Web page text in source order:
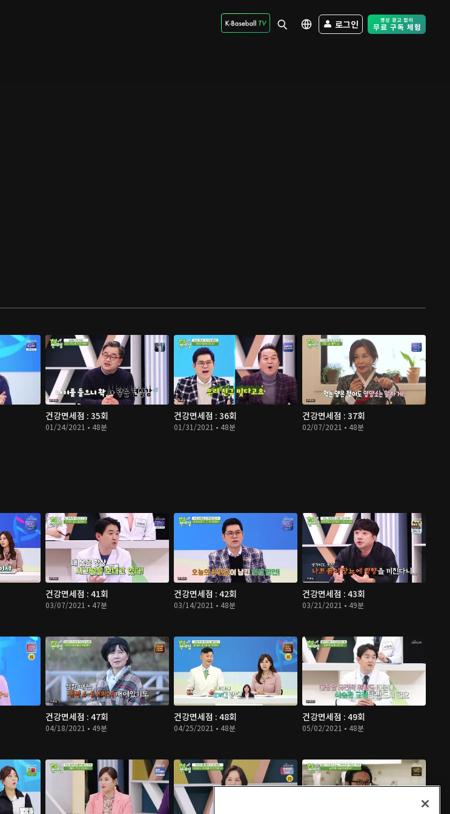
로그인 Free Trial -
건강면세점 : 35회
01/24/2021 • 48분
건강면세점 : 36회
01/31/2021 • 48분
건강면세점 : 37회
02/07/2021 • 48분
건강면세점 : 41회
03/07/2021 • 47분
건강면세점 : 42회
03/14/2021 • 48분
건강면세점 : 43회
03/21/2021 • 49분
건강면세점 : 47회
04/18/2021 • 49분
건강면세점 : 48회
04/25/2021 • 48분
건강면세점 : 49회
05/02/2021 • 48분